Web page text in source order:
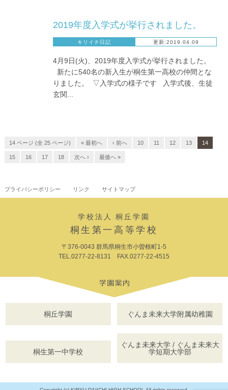
2019年度入学式が挙行されました。
キリイチ日記 更新:2019.04.09
4月9日(火)、2019年度入学式が挙行されました。
新たに540名の新入生が桐生第一高校の仲間とな
りました。 ▽入学式の様子です 入学式後、生徒
玄関...
14 ページ (全 25 ページ) « 最初へ ‹ 前へ 10 11 12 13 14
15 16 17 18 次へ › 最後へ »
プライバシーポリシー リンク サイトマップ
学校法人 桐丘学園
桐生第一高等学校
〒376-0043 群馬県桐生市小曽根町1-5
TEL.0277-22-8131 FAX.0277-22-4515
桐丘学園 ぐんま未来大学附属幼稚園
桐生第一中学校
ぐんま未来大学 / ぐんま未来大
学短期大学部